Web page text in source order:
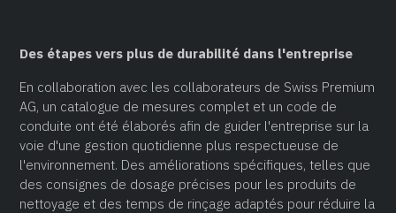
Des étapes vers plus de durabilité dans l'entreprise
En collaboration avec les collaborateurs de Swiss Premium
AG, un catalogue de mesures complet et un code de
conduite ont été élaborés afin de guider l'entreprise sur la
voie d'une gestion quotidienne plus respectueuse de
l'environnement. Des améliorations spécifiques, telles que
des consignes de dosage précises pour les produits de
nettoyage et des temps de rinçage adaptés pour réduire la